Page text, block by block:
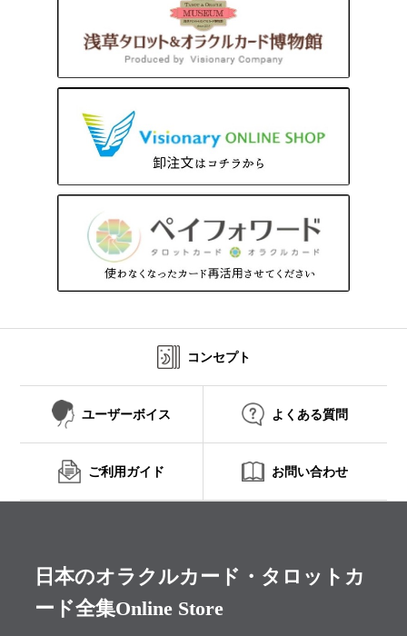
コンセプト
ユーザーボイス よくある質問
ご利用ガイド お問い合わせ
日本のオラクルカード・タロットカ
ード全集Online Store